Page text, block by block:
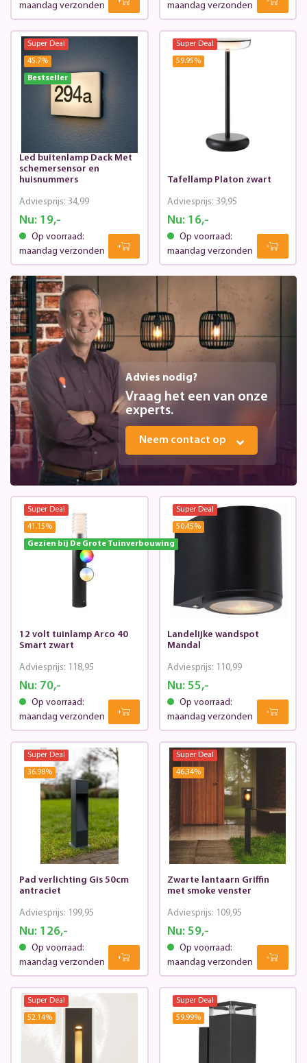
maandag verzonden
maandag verzonden
Super Deal
45.7%
Bestseller
Led buitenlamp Dack Met
schemersensor en
huisnummers
Nu:19,-
Adviesprijs: 34,99
Op voorraad:
maandag verzonden
Super Deal
59.95%
Tafellamp Platon zwart
Nu: 16,-
Adviesprijs: 39,95
Op voorraad:
maandag verzonden
Advies nodig?
Vraag het een van onze
experts.
Neem contact op
Super Deal
41.15%
Gezien bij De Grote Tuinverbouwing
12 volt tuinlamp Arco 40
Smart zwart
Nu:70,-
Adviesprijs: 118,95
Op voorraad:
maandag verzonden
Super Deal
50.45%
Landelijke wandspot
Mandal
Nu: 55,-
Adviesprijs: 110,99
Op voorraad:
maandag verzonden
Super Deal
36.98%
Pad verlichting Gis 50cm
antraciet
Nu:126,-
Adviesprijs: 199,95
Op voorraad:
maandag verzonden
Super Deal
46.34%
Zwarte lantaarn Griffin
met smoke venster
Nu: 59,-
Adviesprijs: 109,95
Op voorraad:
maandag verzonden
Super Deal
52.14%
Super Deal
59.99%